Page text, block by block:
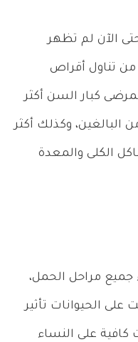
الآن لم تظهر
تناول أقراص
كبار السن أكثر
وكذلك أكثر
الكلى والمعدة
جميع مراحل الحمل،
الحيوانات تأثير
كافية على النساء